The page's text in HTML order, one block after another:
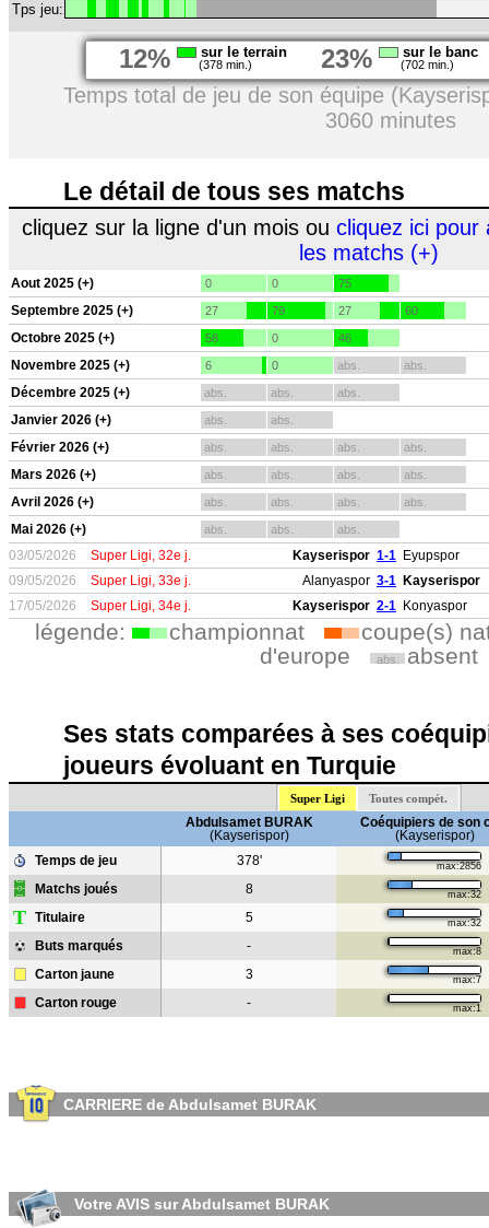
Tps jeu:
12% sur le terrain
(378 min.) 23% sur le banc
(702 min.)
Temps total de jeu de son équipe
3060 minutes
Le détail de tous ses matchs
cliquez sur la ligne d'un mois ou cliquez ici pour
les matchs (+)
Aout 2025 (+) 0 0 75
Septembre 2025 (+) 27 79 27 60
Octobre 2025 (+) 58 0 46
Novembre 2025 (+) 6 0 abs. abs.
Décembre 2025 (+) abs. abs. abs.
Janvier 2026 (+) abs. abs.
Février 2026 (+) abs. abs. abs. abs.
Mars 2026 (+) abs. abs. abs. abs.
Avril 2026 (+) abs. abs. abs. abs.
Mai 2026 (+) abs. abs. abs.
03/05/2026 Super Ligi, 32e j. Kayserispor 1-1 Eyupspor
09/05/2026
Super Ligi, 33e j. Alanyaspor 3-1 Kayserispor
17/05/2026
Super Ligi, 34e j. Kayserispor 2-1 Konyaspor
légende: championnat
coupe(s)
d'europe
abs. absent
Ses stats comparées à ses
joueurs évoluant en Turquie
Super Ligi Toutes compét.
Abdulsamet BURAK
(Kayserispor)
Coéquipiers de son
(Kayserispor)
Temps de jeu
378' max:2856
Matchs joués 8 max:32
T Titulaire 5 max:32
Buts marqués - max:8
Carton jaune 3 max:7
Carton rouge - max:1
CARRIERE de Abdulsamet BURAK
Votre AVIS sur Abdulsamet BURAK